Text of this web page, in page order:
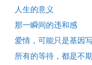
人生的意义
那一瞬间的违和感
爱情，可能只是基因
所有的等待，都是不